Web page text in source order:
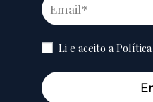
Li e aceito a Política